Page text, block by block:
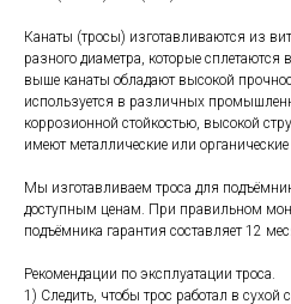
Канаты (тросы) изготавливаются из
разного диаметра, которые сплетаются
выше канаты обладают высокой
используется в различных
коррозионной стойкостью, высокой
имеют металлические или органические
Мы изготавливаем троса для
доступным ценам. При правильном
подъёмника гарантия составляет 12
Рекомендации по эксплуатации троса.
1) Следить, чтобы трос работал в сухой